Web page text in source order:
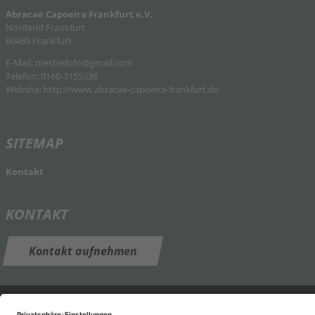
Abracae Capoeira Frankfurt e.V.
Nordend Frankfurt
60489 Frankfurt
E-Mail: mestrefofo@gmail.com
Telefon: 0160-3155338
Website: http://www.abracae-capoeira-frankfurt.de
SITEMAP
Kontakt
KONTAKT
Kontakt aufnehmen